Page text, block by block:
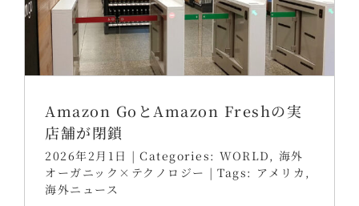
Amazon GoとAmazon Freshの実
店舗が閉鎖
2026年2月1日 | Categories: WORLD , 海外
オーガニック×テクノロジー | Tags: アメリカ ,
海外ニュース